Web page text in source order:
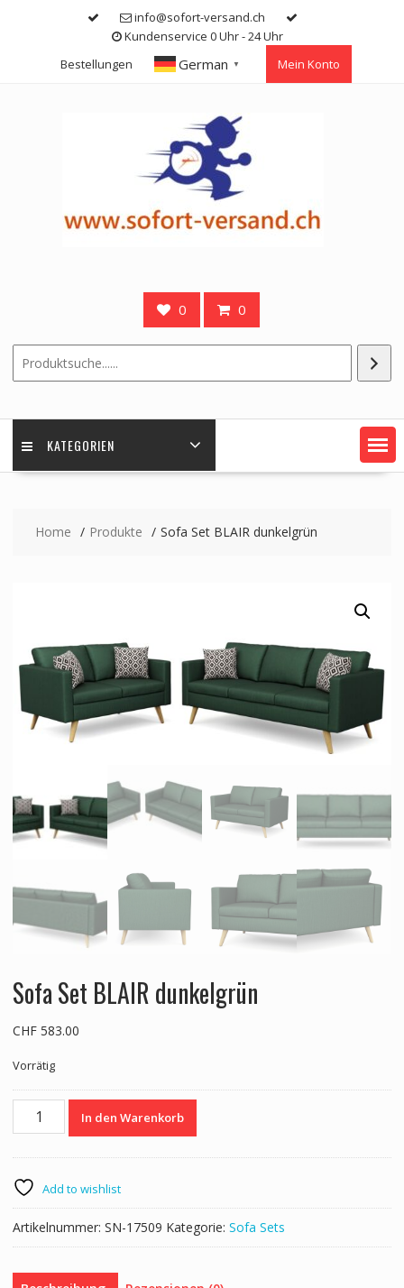
info@sofort-versand.ch
Kundenservice 0 Uhr - 24 Uhr
Bestellungen
German ▼ Mein Konto
0 0
KATEGORIEN
Home Produkte Sofa Set BLAIR dunkelgrün
Sofa Set BLAIR dunkelgrün
CHF583.00
Vorrätig
Sofa
Menge
In den Warenkorb
Add to wishlist
Artikelnummer: SN-17509 Kategorie: Sofa Sets